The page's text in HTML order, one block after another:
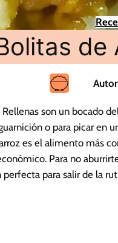
de
son un bocado
o para picar en
es el alimento más
Para no
para salir de la